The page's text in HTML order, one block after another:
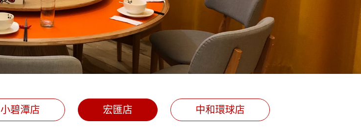
小碧潭店 宏匯店 中和環球店